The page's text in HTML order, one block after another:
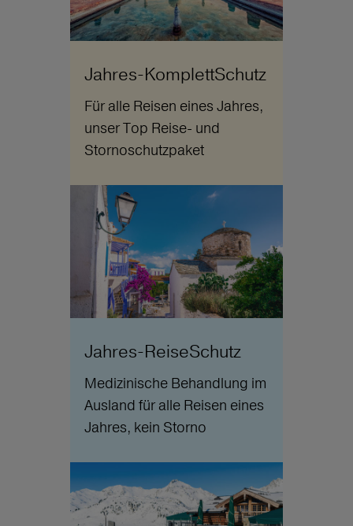
Jahres-KomplettSchutz
Für alle Reisen eines Jahres,
unser Top Reise- und
Stornoschutzpaket
Jahres-ReiseSchutz
Medizinische Behandlung im
Ausland für alle Reisen eines
Jahres, kein Storno